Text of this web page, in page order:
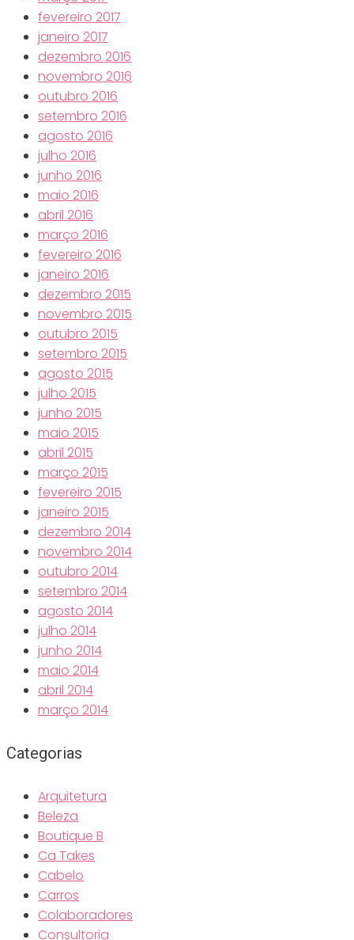
fevereiro 2017
janeiro 2017
dezembro 2016
novembro 2016
outubro 2016
setembro 2016
agosto 2016
julho 2016
junho 2016
maio 2016
abril 2016
março 2016
fevereiro 2016
janeiro 2016
dezembro 2015
novembro 2015
outubro 2015
setembro 2015
agosto 2015
julho 2015
junho 2015
maio 2015
abril 2015
março 2015
fevereiro 2015
janeiro 2015
dezembro 2014
novembro 2014
outubro 2014
setembro 2014
agosto 2014
julho 2014
junho 2014
maio 2014
abril 2014
março 2014
Categorias
Arquitetura
Beleza
Boutique B
Ca Takes
Cabelo
Carros
Colaboradores
Consultoria